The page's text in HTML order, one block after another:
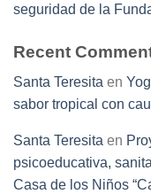
seguridad de la
Recent
Santa Teresita en
sabor tropical con
Santa Teresita en
psicoeducativa,
Casa de los Niños